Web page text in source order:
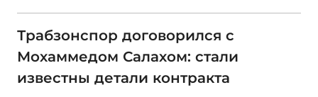
Трабзонспор договорился с
Мохаммедом Салахом: стали
известны детали контракта